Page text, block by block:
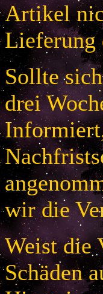
Artikel
Lieferung
Sollte
drei
wir die
Weist die
Schäden